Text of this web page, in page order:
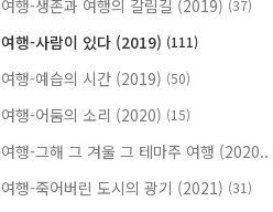
여행-생존과 여행의 갈림길 (2019) (37)
여행-사람이 있다 (2019) (111)
여행-예습의 시간 (2019) (50)
여행-어둠의 소리 (2020) (15)
여행-그해 그 겨울 그 테마주 여행 (2020..
여행-죽어버린 도시의 광기 (2021) (31)